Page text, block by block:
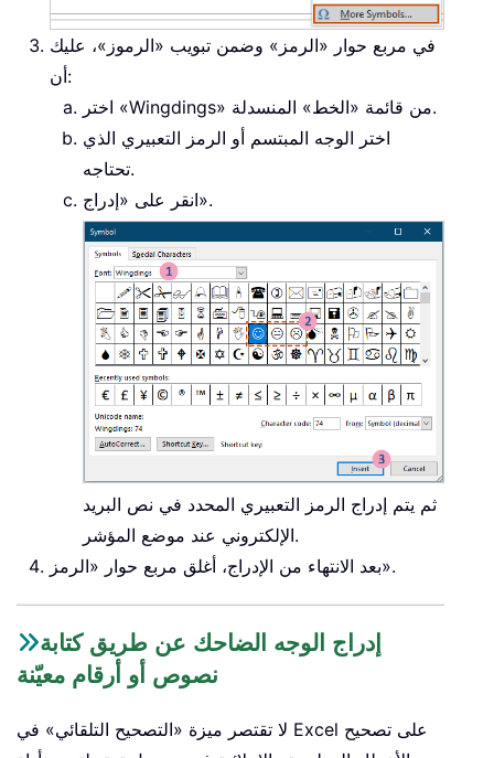
في مربع حوار «الرمز» وضمن تبويب «الرموز»، عليك
أن:
اختر «Wingdings» من قائمة «الخط» المنسدلة.
اختر الوجه المبتسم أو الرمز التعبيري الذي
تحتاجه.
انقر على «إدراج».
ثم يتم إدراج الرمز التعبيري المحدد في نص البريد
الإلكتروني عند موضع المؤشر.
بعد الانتهاء من الإدراج، أغلق مربع حوار «الرمز».
إدراج الوجه الضاحك عن طريق كتابة
نصوص أو أرقام معيّنة
لا تقتصر ميزة «التصحيح التلقائي» في Excel على تصحيح